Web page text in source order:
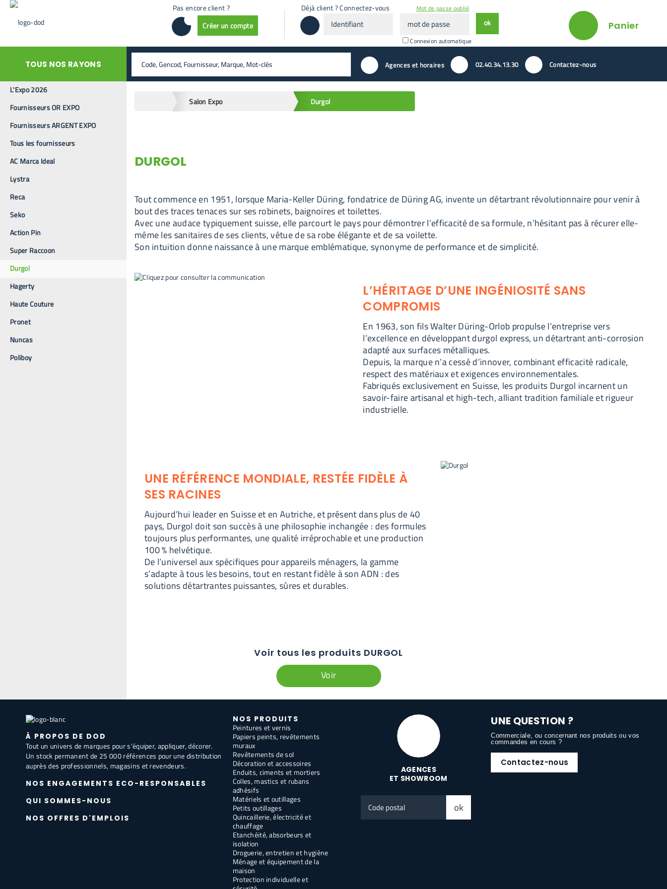
Pas encore client ?
Créer un compte
Déjà client ? Connectez-vous
passeConnexion automatique
Mot de passe oublié
ok Panier
TOUS NOS RAYONS rechercher valider Agences et horaires 02.40.34.13.30 Contactez-nous
L'Expo 2026
Fournisseurs OR EXPO
Fournisseurs ARGENT EXPO
Tous les fournisseurs
AC Marca Ideal
Lystra
Reca
Seko
Action Pin
Super Raccoon
Durgol
Hagerty
Haute Couture
Pronet
Nuncas
Poliboy
Salon Expo Durgol
DURGOL
Tout commence en 1951, lorsque Maria-Keller Düring, fondatrice de Düring AG, invente un détartrant révolutionnaire pour venir à
bout des traces tenaces sur ses robinets, baignoires et toilettes.
Avec une audace typiquement suisse, elle parcourt le pays pour démontrer l’efficacité de sa formule, n’hésitant pas à récurer elle-
même les sanitaires de ses clients, vêtue de sa robe élégante et de sa voilette.
Son intuition donne naissance à une marque emblématique, synonyme de performance et de simplicité.
L’HÉRITAGE D’UNE INGÉNIOSITÉ SANS
COMPROMIS
En 1963, son fils Walter Düring-Orlob propulse l’entreprise vers
l’excellence en développant durgol express, un détartrant anti-corrosion
adapté aux surfaces métalliques.
Depuis, la marque n’a cessé d’innover, combinant efficacité radicale,
respect des matériaux et exigences environnementales.
Fabriqués exclusivement en Suisse, les produits Durgol incarnent un
savoir-faire artisanal et high-tech, alliant tradition familiale et rigueur
industrielle.
UNE RÉFÉRENCE MONDIALE, RESTÉE FIDÈLE À
SES RACINES
Aujourd’hui leader en Suisse et en Autriche, et présent dans plus de 40
pays, Durgol doit son succès à une philosophie inchangée : des formules
toujours plus performantes, une qualité irréprochable et une production
100 % helvétique.
De l’universel aux spécifiques pour appareils ménagers, la gamme
s’adapte à tous les besoins, tout en restant fidèle à son ADN : des
solutions détartrantes puissantes, sûres et durables.
Voir tous les produits DURGOL
Voir
À PROPOS DE DOD
Tout un univers de marques pour s'équiper, appliquer, décorer.
Un stock permanent de 25 000 références pour une distribution
auprès des professionnels, magasins et revendeurs.
NOS ENGAGEMENTS ECO-RESPONSABLES
QUI SOMMES-NOUS
NOS OFFRES D'EMPLOIS
NOS PRODUITS
Peintures et vernis
Papiers peints, revêtements
muraux
Revêtements de sol
Décoration et accessoires
Enduits, ciments et mortiers
Colles, mastics et rubans
adhésifs
Matériels et outillages
Petits outillages
Quincaillerie, électricité et
chauffage
Etanchéité, absorbeurs et
isolation
Droguerie, entretien et hygiène
Ménage et équipement de la
maison
Protection individuelle et
AGENCES
ET SHOWROOM
postal
ok
UNE QUESTION ?
Commerciale, ou concernant nos produits ou vos
commandes en cours ?
Contactez-nous